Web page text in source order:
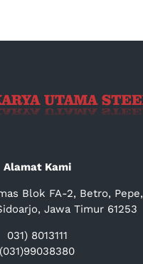
Alamat Kami
Blok FA-2, Betro, Pepe,
Jawa Timur 61253
031) 8013111
(031)99038380